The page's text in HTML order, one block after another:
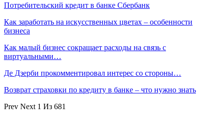
Потребительский кредит в банке Сбербанк
Как заработать на искусственных цветах – особенности
бизнеса
Как малый бизнес сокращает расходы на связь с
виртуальными…
Де Дзерби прокомментировал интерес со стороны…
Возврат страховки по кредиту в банке – что нужно знать
Prev Next 1 Из 681